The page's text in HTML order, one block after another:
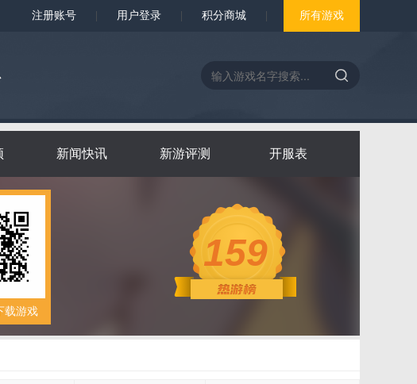
注册账号 用户登录 积分商城 所有游戏
新闻快讯 新游评测 开服表
载游戏
159